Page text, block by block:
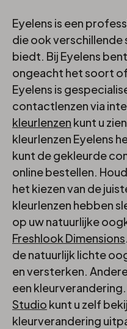
Eyelens is een
die ook verschillende
biedt. Bij Eyelens
ongeacht het soort of
Eyelens is
contactlenzen via
kleurlenzen kunt u
kleurlenzen Eyelens
kunt de gekleurde
online bestellen.
het kiezen van de
kleurlenzen hebben
op uw natuurlijke
Freshlook Dimensions
de natuurlijk lichte
en versterken.
een kleurverandering.
Studio kunt u zelf
kleurverandering